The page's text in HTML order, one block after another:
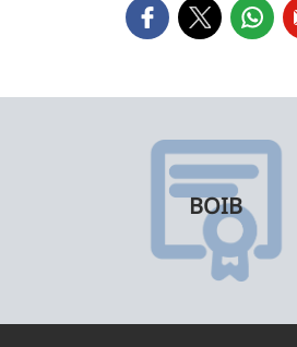
BOIB